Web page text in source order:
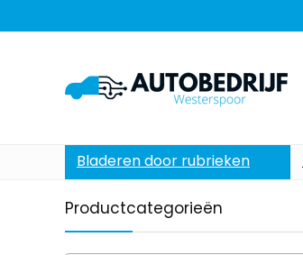
Bladeren door rubrieken
Productcategorieën